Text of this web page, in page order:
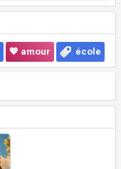
💖 amour école